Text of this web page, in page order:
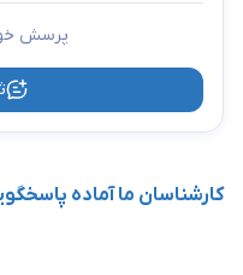
پرسش
کارشناسان ما آماده